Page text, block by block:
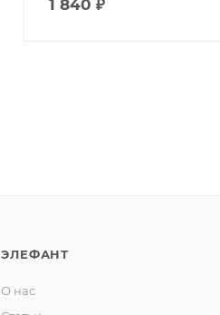
1 840 ₽
ЭЛЕФАНТ
О нас